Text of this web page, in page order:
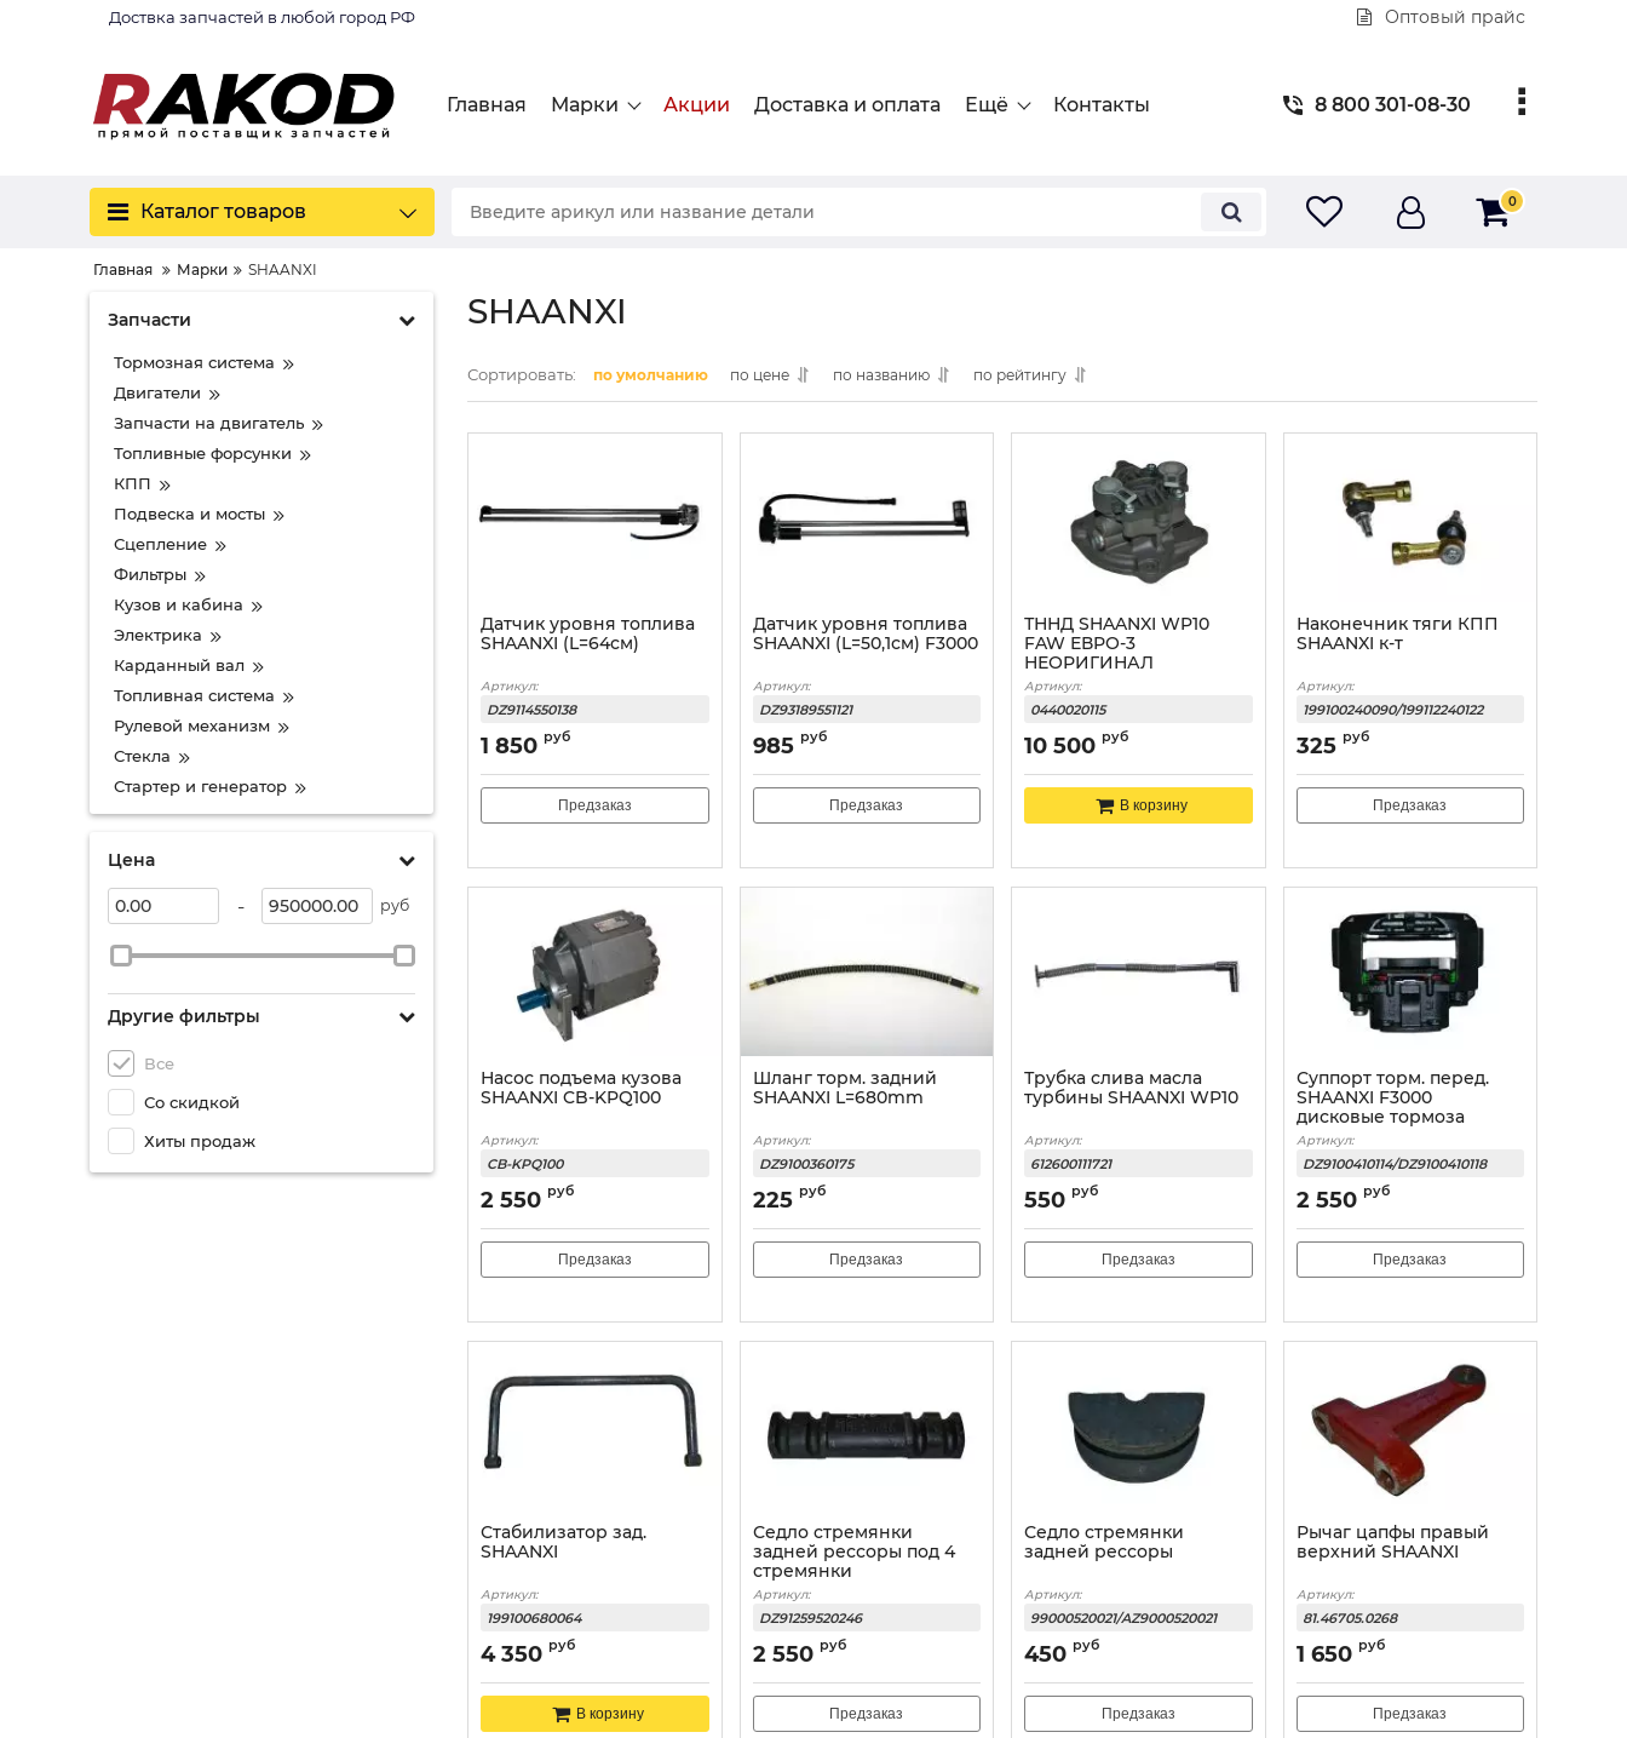
Доствка запчастей в любой город РФ Оптовый прайс
Главная Марки Акции Доставка и оплата Ещё Контакты 8 800 301-08-30
Каталог товаров 0
Главная Марки SHAANXI
Запчасти
Тормозная система
Двигатели
Запчасти на двигатель
Топливные форсунки
КПП
Подвеска и мосты
Сцепление
Фильтры
Кузов и кабина
Электрика
Карданный вал
Топливная система
Рулевой механизм
Стекла
Стартер и генератор
Цена
- руб
Другие фильтры
Все
Со скидкой
Хиты продаж
SHAANXI
Сортировать: по умолчанию по цене по названию по рейтингу
Датчик уровня топлива
SHAANXI (L=64см)
Артикул:
DZ9114550138
1 850 руб
Предзаказ
Датчик уровня топлива
SHAANXI (L=50,1см) F3000
Артикул:
DZ93189551121
985 руб
Предзаказ
ТННД SHAANXI WP10
FAW ЕВРО-3
НЕОРИГИНАЛ
Артикул:
0440020115
10 500 руб
В корзину
Наконечник тяги КПП
SHAANXI к-т
Артикул:
199100240090/199112240122
325 руб
Предзаказ
Насос подъема кузова
SHAANXI CB-KPQ100
Артикул:
CB-KPQ100
2 550 руб
Предзаказ
Шланг торм. задний
SHAANXI L=680mm
Артикул:
DZ9100360175
225 руб
Предзаказ
Трубка слива масла
турбины SHAANXI WP10
Артикул:
612600111721
550 руб
Предзаказ
Суппорт торм. перед.
SHAANXI F3000
дисковые тормоза
Артикул:
DZ9100410114/DZ9100410118
2 550 руб
Предзаказ
Стабилизатор зад.
SHAANXI
Артикул:
199100680064
4 350 руб
В корзину
Седло стремянки
задней рессоры под 4
стремянки
Артикул:
DZ91259520246
2 550 руб
Предзаказ
Седло стремянки
задней рессоры
Артикул:
99000520021/AZ9000520021
450 руб
Предзаказ
Рычаг цапфы правый
верхний SHAANXI
Артикул:
81.46705.0268
1 650 руб
Предзаказ